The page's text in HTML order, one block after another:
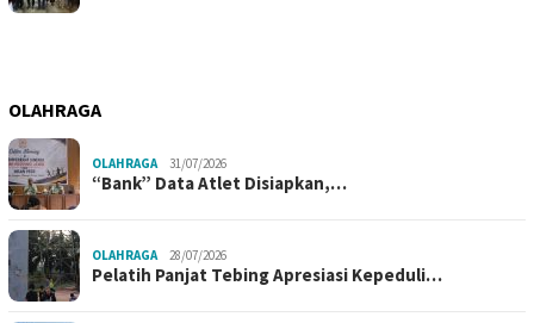
OLAHRAGA
OLAHRAGA 31/07/2026
“Bank” Data Atlet Disiapkan,…
OLAHRAGA 28/07/2026
Pelatih Panjat Tebing Apresiasi Kepeduli…